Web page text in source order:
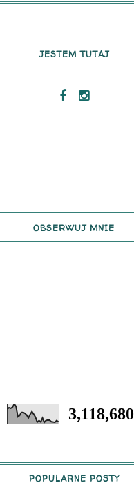
JESTEM TUTAJ
OBSERWUJ MNIE
3,118,680
POPULARNE POSTY